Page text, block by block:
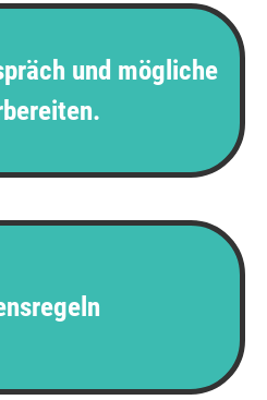
und mögliche